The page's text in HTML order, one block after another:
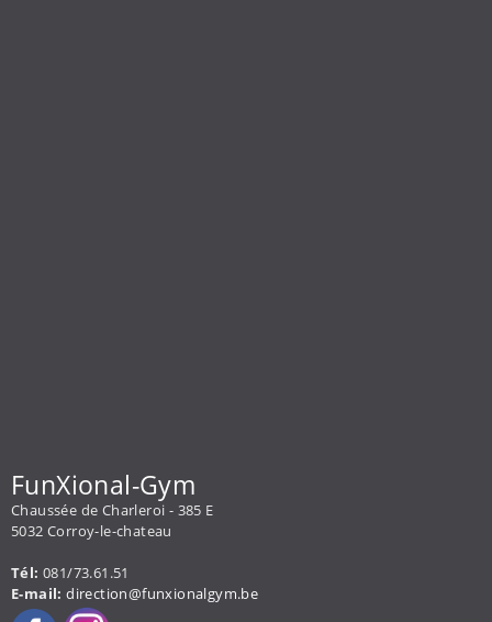
FunXional-Gym
Chaussée de Charleroi - 385 E
5032 Corroy-le-chateau
Tél: 081/73.61.51
E-mail: direction@funxionalgym.be